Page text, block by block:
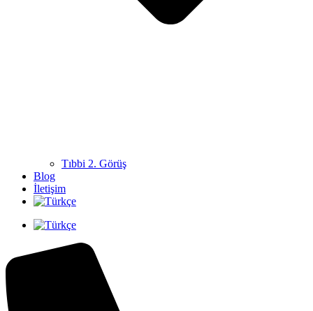
Tıbbi 2. Görüş
Blog
İletişim